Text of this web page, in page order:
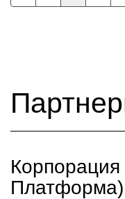
Платформа)